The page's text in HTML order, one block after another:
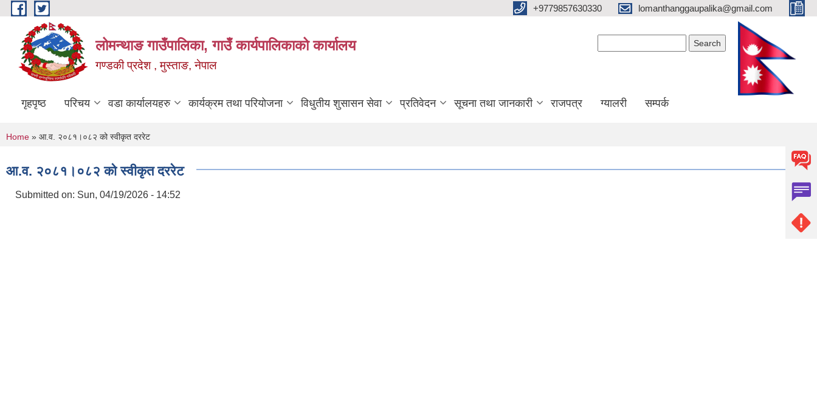
Skip to main content +9779857630330 lomanthanggaupalika@gmail.com
लोमन्थाङ गाउँपालिका, गाउँ कार्यपालिकाको कार्यालय
गण्डकी प्रदेश , मुस्ताङ, नेपाल
गृहपृष्ठ परिचय वडा कार्यालयहरु कार्यक्रम तथा परियोजना विधुतीय शुसासन सेवा प्रतिवेदन सूचना तथा जानकारी राजपत्र ग्यालरी सम्पर्क
You are here
Home » आ.व. २०८१।०८२ को स्वीकृत दररेट
आ.व. २०८१।०८२ को स्वीकृत दररेट
Submitted on: Sun, 04/19/2026 - 14:52